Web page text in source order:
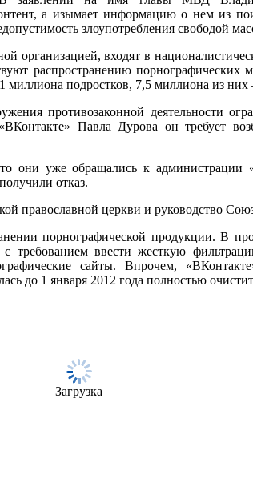
а изымает информацию о нем из
злоупотребления свободой
организацией, входят в
распространению порнографических
миллиона подростков, 7,5 миллиона из них
противозаконной деятельности
Павла Дурова он требует
они уже обращались к администрации
отказ.
православной церкви и руководство
порнографической продукции. В
требованием ввести жесткую
сайты. Впрочем,
до 1 января 2012 года полностью
Загрузка